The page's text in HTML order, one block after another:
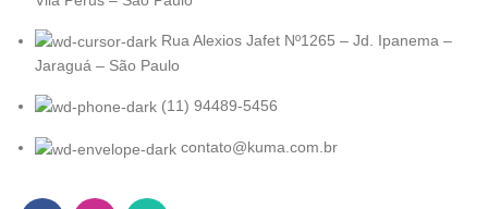
Rua Alexios Jafet Nº1265 – Jd. Ipanema –
Jaraguá – São Paulo
(11) 94489-5456
contato@kuma.com.br